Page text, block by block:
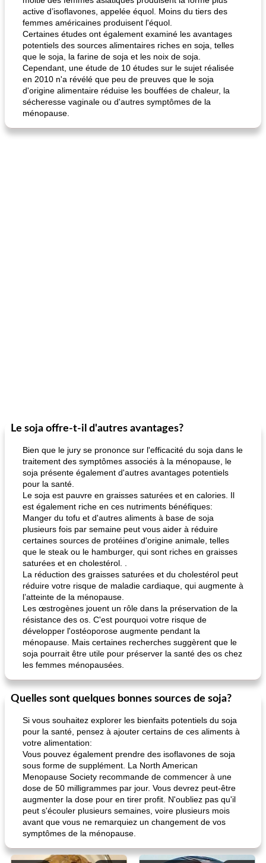
active d’isoflavones, appelée équol. Moins du tiers des
femmes américaines produisent l'équol.
Certaines études ont également examiné les avantages
potentiels des sources alimentaires riches en soja, telles
que le soja, la farine de soja et les noix de soja.
Cependant, une étude de 10 études sur le sujet réalisée
en 2010 n'a révélé que peu de preuves que le soja
d'origine alimentaire réduise les bouffées de chaleur, la
sécheresse vaginale ou d'autres symptômes de la
ménopause.
Le soja offre-t-il d'autres avantages?
Bien que le jury se prononce sur l'efficacité du soja dans le
traitement des symptômes associés à la ménopause, le
soja présente également d'autres avantages potentiels
pour la santé.
Le soja est pauvre en graisses saturées et en calories. Il
est également riche en ces nutriments bénéfiques:
Manger du tofu et d'autres aliments à base de soja
plusieurs fois par semaine peut vous aider à réduire
certaines sources de protéines d'origine animale, telles
que le steak ou le hamburger, qui sont riches en graisses
saturées et en cholestérol. .
La réduction des graisses saturées et du cholestérol peut
réduire votre risque de maladie cardiaque, qui augmente à
l’atteinte de la ménopause.
Les œstrogènes jouent un rôle dans la préservation de la
résistance des os. C'est pourquoi votre risque de
développer l'ostéoporose augmente pendant la
ménopause. Mais certaines recherches suggèrent que le
soja pourrait être utile pour préserver la santé des os chez
les femmes ménopausées.
Quelles sont quelques bonnes sources de soja?
Si vous souhaitez explorer les bienfaits potentiels du soja
pour la santé, pensez à ajouter certains de ces aliments à
votre alimentation:
Vous pouvez également prendre des isoflavones de soja
sous forme de supplément. La North American
Menopause Society recommande de commencer à une
dose de 50 milligrammes par jour. Vous devrez peut-être
augmenter la dose pour en tirer profit. N'oubliez pas qu'il
peut s'écouler plusieurs semaines, voire plusieurs mois
avant que vous ne remarquiez un changement de vos
symptômes de la ménopause.